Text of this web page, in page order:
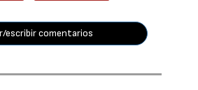
escribir comentarios